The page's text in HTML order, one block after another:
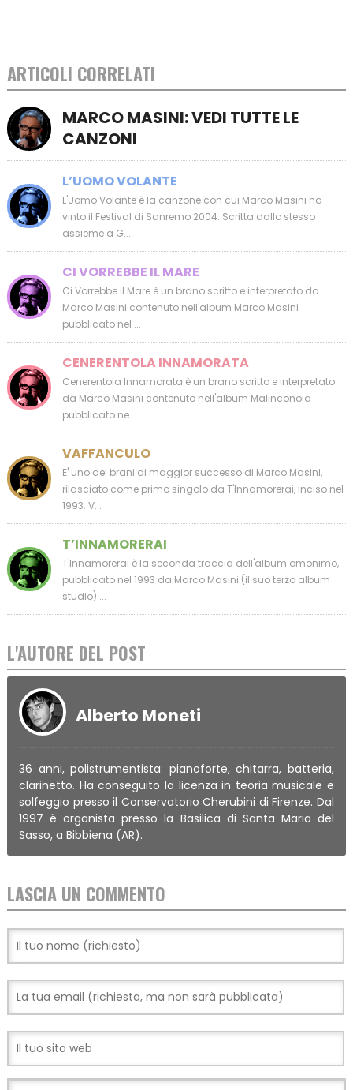
ARTICOLI CORRELATI
MARCO MASINI: VEDI TUTTE LE
CANZONI
L’UOMO VOLANTE
L'Uomo Volante è la canzone con cui Marco Masini ha
vinto il Festival di Sanremo 2004. Scritta dallo stesso
assieme a G...
CI VORREBBE IL MARE
Ci Vorrebbe il Mare è un brano scritto e interpretato da
Marco Masini contenuto nell'album Marco Masini
pubblicato nel ...
CENERENTOLA INNAMORATA
Cenerentola Innamorata è un brano scritto e interpretato
da Marco Masini contenuto nell'album Malinconoia
pubblicato ne...
VAFFANCULO
E' uno dei brani di maggior successo di Marco Masini,
rilasciato come primo singolo da T'Innamorerai, inciso nel
1993; V...
T’INNAMORERAI
T'Innamorerai è la seconda traccia dell'album omonimo,
pubblicato nel 1993 da Marco Masini (il suo terzo album
studio) ...
L'AUTORE DEL POST
Alberto Moneti
36 anni, polistrumentista: pianoforte, chitarra, batteria,
clarinetto. Ha conseguito la licenza in teoria musicale e
solfeggio presso il Conservatorio Cherubini di Firenze. Dal
1997 è organista presso la Basilica di Santa Maria del
Sasso, a Bibbiena (AR).
LASCIA UN COMMENTO